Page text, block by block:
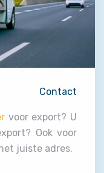
Contact
voor export? U
Ook voor
juiste adres.